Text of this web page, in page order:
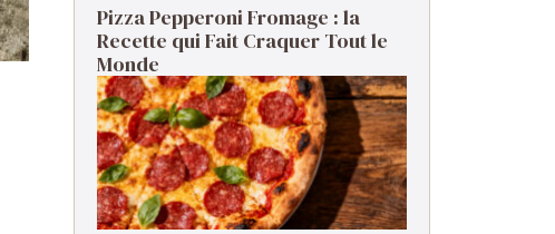
Pizza Pepperoni Fromage : la
Recette qui Fait Craquer Tout le
Monde